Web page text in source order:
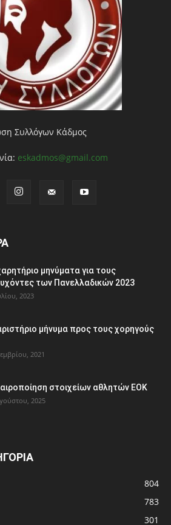
Συλλόγων Κάδμος
eskadmos@gmail.com
μηνύματα για τους
των Πανελλαδικών 2023
2023
μήνυμα προς τους χορηγούς
2021
στοιχείων αθλητών ΕΟΚ
2025
804
783
301